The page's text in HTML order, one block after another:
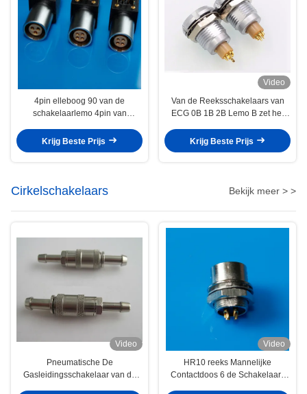
4pin elleboog 90 van de
schakelaarlemo 4pin van
kringsschakelaar EPG
0B/1B/2B/3B de compatibele
Krijg Beste Prijs
Video
Van de Reeksschakelaars van
ECG 0B 1B 2B Lemo B zet het
op
Krijg Beste Prijs
Cirkelschakelaars Bekijk meer > >
Video
Pneumatische De
Gasleidingsschakelaar van de
Video
HR10 reeks Mannelijke
Contactdoos 6 de Schakelaars